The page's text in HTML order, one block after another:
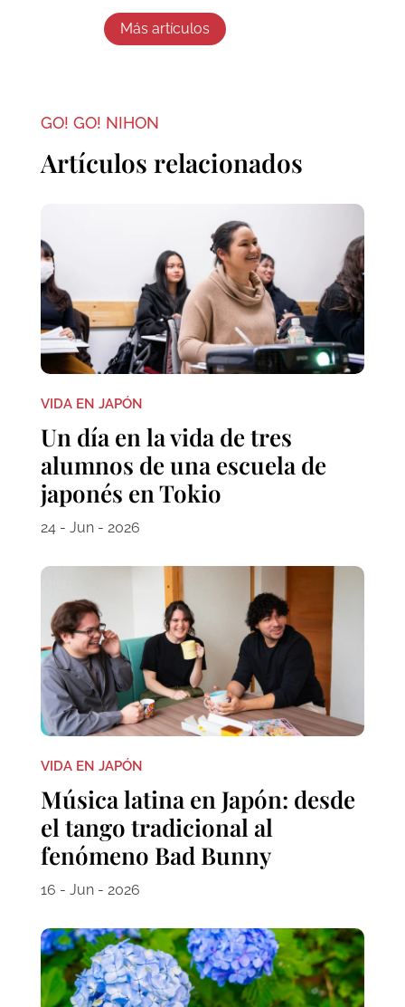
Más artículos
GO! GO! NIHON
Artículos relacionados
VIDA EN JAPÓN
Un día en la vida de tres
alumnos de una escuela de
japonés en Tokio
24 - Jun - 2026
VIDA EN JAPÓN
Música latina en Japón: desde
el tango tradicional al
fenómeno Bad Bunny
16 - Jun - 2026